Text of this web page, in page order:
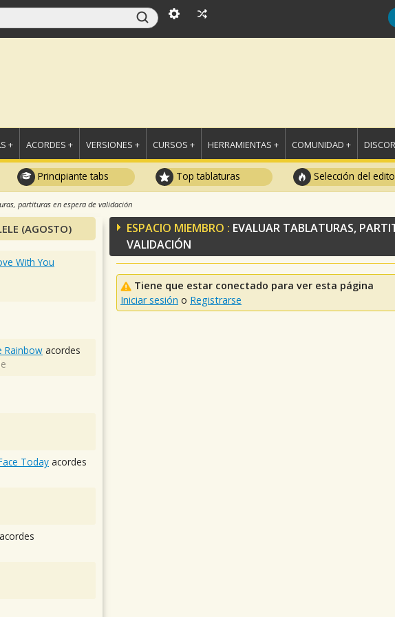
+ ACORDES + VERSIONES + CURSOS + HERRAMIENTAS + COMUNIDAD +
Principiante tabs Top tablaturas Selección del
partituras en espera de validación
ESPACIO MIEMBRO : EVALUAR TABLATURAS,
VALIDACIÓN
Tiene que estar conectado para ver esta página
Iniciar sesión o Registrarse
(AGOSTO)
With You
Rainbow acordes
Today acordes
acordes